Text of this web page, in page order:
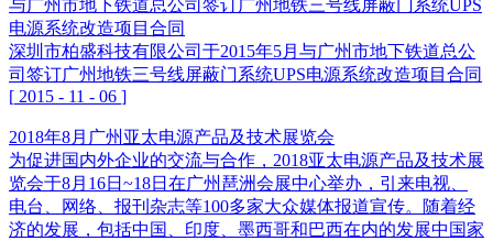
与广州市地下铁道总公司签订广州地铁三号线屏蔽门系统UPS
电源系统改造项目合同
深圳市柏盛科技有限公司于2015年5月与广州市地下铁道总公
司签订广州地铁三号线屏蔽门系统UPS电源系统改造项目合同
[ 2015 - 11 - 06 ]
2018年8月广州亚太电源产品及技术展览会
为促进国内外企业的交流与合作，2018亚太电源产品及技术展
览会于8月16日~18日在广州琶洲会展中心举办，引来电视、
电台、网络、报刊杂志等100多家大众媒体报道宣传。随着经
济的发展，包括中国、印度、墨西哥和巴西在内的发展中国家